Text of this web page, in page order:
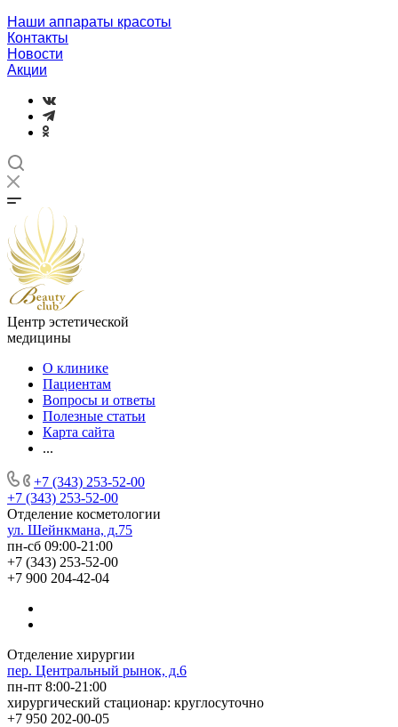
Наши аппараты красоты
Контакты
Новости
Акции
Центр эстетической
медицины
О клинике
Пациентам
Вопросы и ответы
Полезные статьи
Карта сайта
...
+7 (343) 253-52-00
+7 (343) 253-52-00
Отделение косметологии
ул. Шейнкмана, д.75
пн-сб 09:00-21:00
+7 (343) 253-52-00
+7 900 204-42-04
Отделение хирургии
пер. Центральный рынок, д.6
пн-пт 8:00-21:00
хирургический стационар: круглосуточно
+7 950 202-00-05